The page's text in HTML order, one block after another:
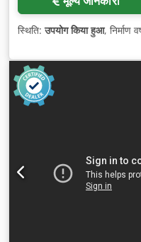
स्थिति:उपयोग किया हुआ, निर्माण